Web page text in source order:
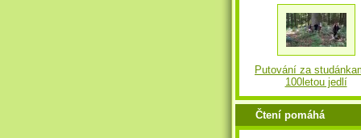
Putování za
100letou jedlí
Čtení pomáhá